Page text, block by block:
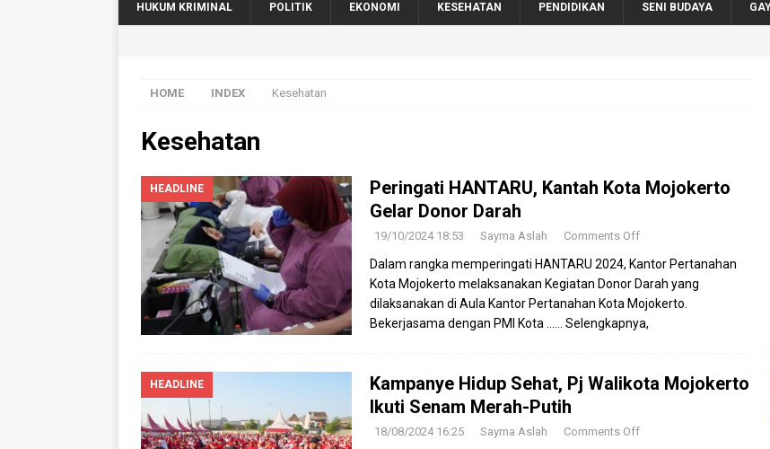
HUKUM KRIMINAL POLITIK EKONOMI KESEHATAN PENDIDIKAN SENI BUDAYA
HOME INDEX Kesehatan
Kesehatan
HEADLINE
Peringati HANTARU, Kantah Kota Mojokerto
Gelar Donor Darah
19/10/2024 18:53 Sayma Aslah Comments Off
Dalam rangka memperingati HANTARU 2024, Kantor Pertanahan
Kota Mojokerto melaksanakan Kegiatan Donor Darah yang
dilaksanakan di Aula Kantor Pertanahan Kota Mojokerto.
Bekerjasama dengan PMI Kota
…… Selengkapnya,
HEADLINE
Kampanye Hidup Sehat, Pj Walikota Mojokerto
Ikuti Senam Merah-Putih
18/08/2024 16:25 Sayma Aslah Comments Off